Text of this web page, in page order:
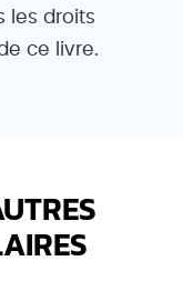
les droits
ce livre.